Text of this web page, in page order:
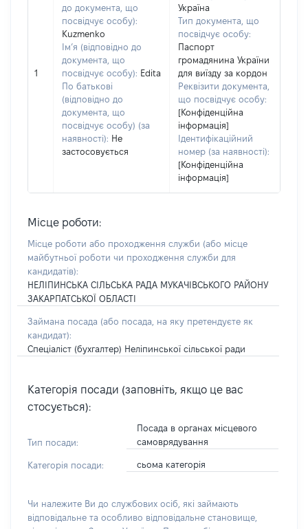
1
до документа, що
посвідчує особу):
Kuzmenko
Ім’я (відповідно до
документа, що
посвідчує особу): Edita
По батькові
(відповідно до
документа, що
посвідчує особу) (за
наявності): Не
застосовується
Україна
Тип документа, що
посвідчує особу:
Паспорт
громадянина України
для виїзду за кордон
Реквізити документа,
що посвідчує особу:
[Конфіденційна
інформація]
Ідентифікаційний
номер (за наявності):
[Конфіденційна
інформація]
Місце роботи:
Місце роботи або проходження служби (або місце
майбутньої роботи чи проходження служби для
кандидатів):
НЕЛІПИНСЬКА СІЛЬСЬКА РАДА МУКАЧІВСЬКОГО РАЙОНУ
ЗАКАРПАТСЬКОЇ ОБЛАСТІ
Займана посада (або посада, на яку претендуєте як
кандидат):
Спеціаліст (бухгалтер) Неліпинської сільської ради
Категорія посади (заповніть, якщо це вас
стосується):
Тип посади:
Посада в органах місцевого
самоврядування
Категорія посади: сьома категорія
Чи належите Ви до службових осіб, які займають
відповідальне та особливо відповідальне становище,